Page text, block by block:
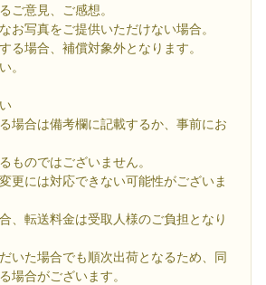
ご意見、ご感想。
お写真をご提供いただけない場合。
る場合、補償対象外となります。
。
場合は備考欄に記載するか、事前にお
ものではございません。
更には対応できない可能性がございま
、転送料金は受取人様のご負担となり
いた場合でも順次出荷となるため、同
場合がございます。